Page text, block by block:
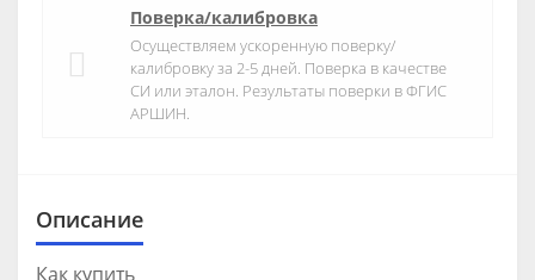
Поверка/калибровка
Осуществляем ускоренную поверку/
калибровку за 2-5 дней. Поверка в качестве
СИ или эталон. Результаты поверки в ФГИС
АРШИН.
Описание
Как купить